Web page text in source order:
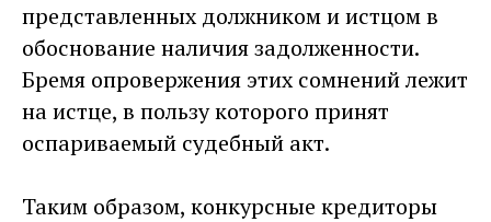
представленных должником и истцом в
обоснование наличия задолженности.
Бремя опровержения этих сомнений лежит
на истце, в пользу которого принят
оспариваемый судебный акт.
Таким образом, конкурсные кредиторы